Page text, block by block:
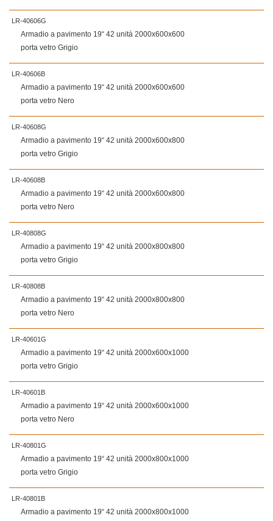
LR-40606G
Armadio a pavimento 19“ 42 unità 2000x600x600
porta vetro Grigio
LR-40606B
Armadio a pavimento 19“ 42 unità 2000x600x600
porta vetro Nero
LR-40608G
Armadio a pavimento 19“ 42 unità 2000x600x800
porta vetro Grigio
LR-40608B
Armadio a pavimento 19“ 42 unità 2000x600x800
porta vetro Nero
LR-40808G
Armadio a pavimento 19“ 42 unità 2000x800x800
porta vetro Grigio
LR-40808B
Armadio a pavimento 19“ 42 unità 2000x800x800
porta vetro Nero
LR-40601G
Armadio a pavimento 19“ 42 unità 2000x600x1000
porta vetro Grigio
LR-40601B
Armadio a pavimento 19“ 42 unità 2000x600x1000
porta vetro Nero
LR-40801G
Armadio a pavimento 19“ 42 unità 2000x800x1000
porta vetro Grigio
LR-40801B
Armadio a pavimento 19“ 42 unità 2000x800x1000